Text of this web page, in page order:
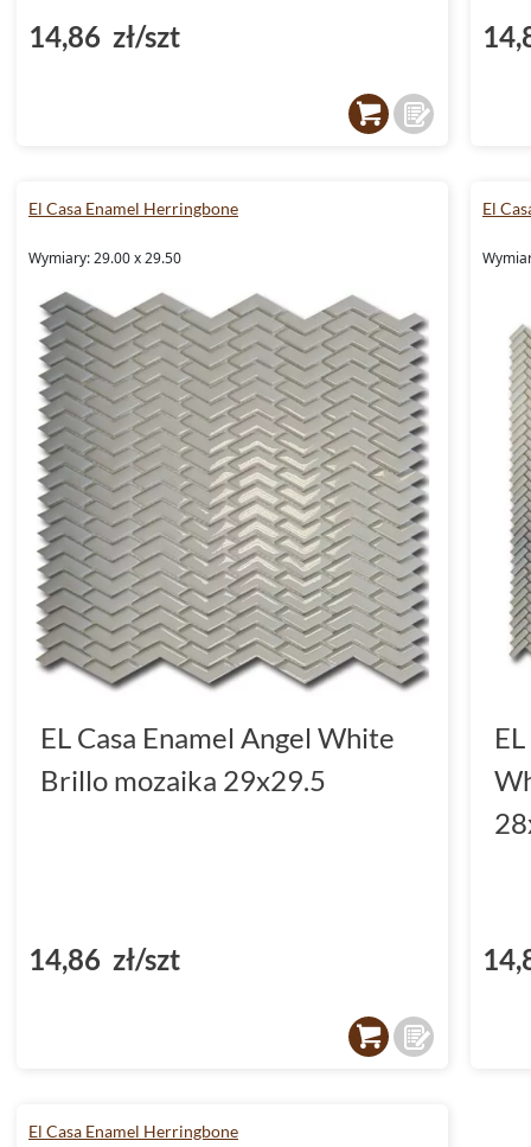
14,86 zł/szt
El Casa Enamel Herringbone
Wymiary: 29.00 x 29.50
EL Casa Enamel Angel White
Brillo mozaika 29x29.5
14,86 zł/szt
El
El Casa Enamel Herringbone